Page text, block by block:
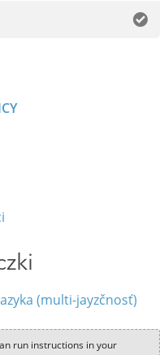
(multi-jayzčnosť)
run instructions in your